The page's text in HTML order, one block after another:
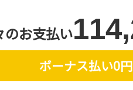
のお支払い
ボーナス払い0円